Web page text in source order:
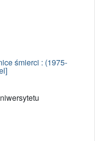
śmierci : (1975-